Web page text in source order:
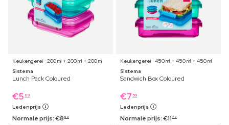
Keukengerei ⋅ 200 ml + 200 ml + 200 ml
Sistema
Lunch Pack Coloured
€5 89
Ledenprijs
Normale prijs:€8 59
Keukengerei ⋅ 450 ml + 450 ml + 450 ml
Sistema
Sandwich Box Coloured
€7 59
Ledenprijs
Normale prijs:€11 79